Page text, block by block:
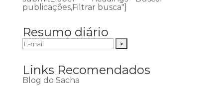
publicações,Filtrar busca"]
Resumo diário
Links Recomendados
Blog do Sacha